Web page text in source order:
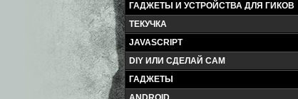
ГАДЖЕТЫ И УСТРОЙСТВА ДЛЯ ГИКОВ
ТЕКУЧКА
JAVASCRIPT
DIY ИЛИ СДЕЛАЙ САМ
ГАДЖЕТЫ